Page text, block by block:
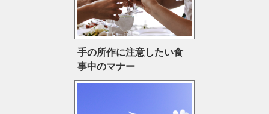
手の所作に注意したい食
事中のマナー